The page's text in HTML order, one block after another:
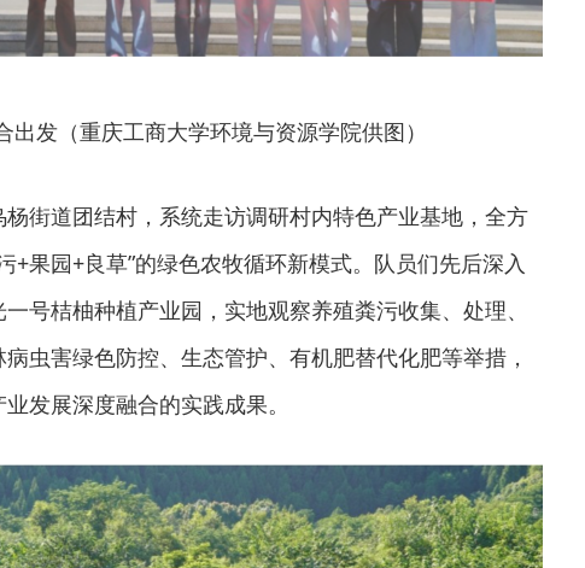
出发（重庆工商大学环境与资源学院供图）
街道团结村，系统走访调研村内特色产业基地，全方
+果园+良草”的绿色农牧循环新模式。队员们先后深入
号桔柚种植产业园，实地观察养殖粪污收集、处理、
虫害绿色防控、生态管护、有机肥替代化肥等举措，
发展深度融合的实践成果。